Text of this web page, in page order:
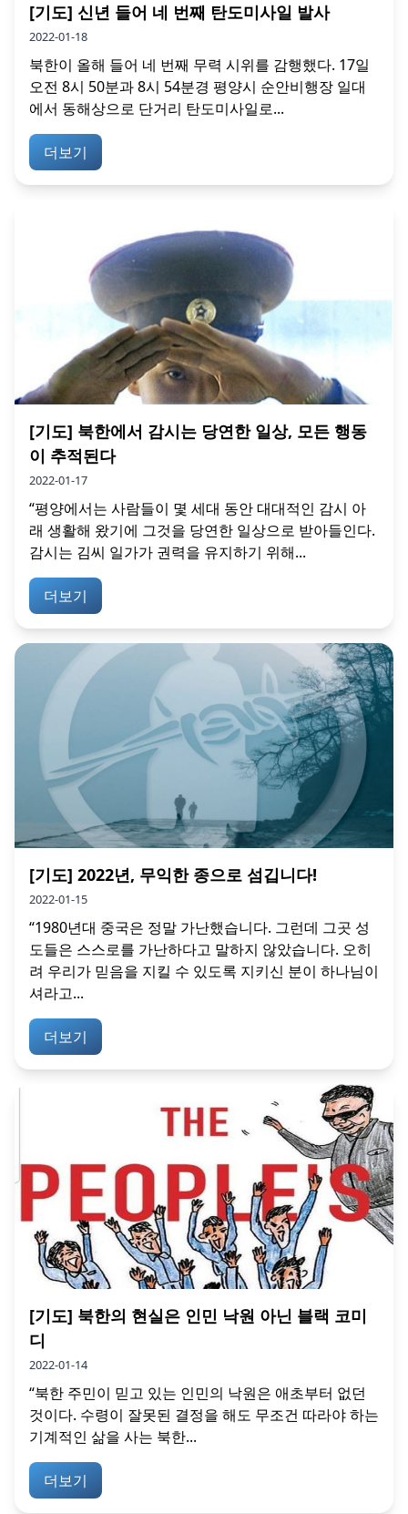
[기도] 신년 들어 네 번째 탄도미사일 발사
2022-01-18
북한이 올해 들어 네 번째 무력 시위를 감행했다. 17일
오전 8시 50분과 8시 54분경 평양시 순안비행장 일대
에서 동해상으로 단거리 탄도미사일로...
더보기
[기도] 북한에서 감시는 당연한 일상, 모든 행동
이 추적된다
2022-01-17
“평양에서는 사람들이 몇 세대 동안 대대적인 감시 아
래 생활해 왔기에 그것을 당연한 일상으로 받아들인다.
감시는 김씨 일가가 권력을 유지하기 위해...
더보기
[기도] 2022년, 무익한 종으로 섬깁니다!
2022-01-15
“1980년대 중국은 정말 가난했습니다. 그런데 그곳 성
도들은 스스로를 가난하다고 말하지 않았습니다. 오히
려 우리가 믿음을 지킬 수 있도록 지키신 분이 하나님이
셔라고...
더보기
[기도] 북한의 현실은 인민 낙원 아닌 블랙 코미
디
2022-01-14
“북한 주민이 믿고 있는 인민의 낙원은 애초부터 없던
것이다. 수령이 잘못된 결정을 해도 무조건 따라야 하는
기계적인 삶을 사는 북한...
더보기